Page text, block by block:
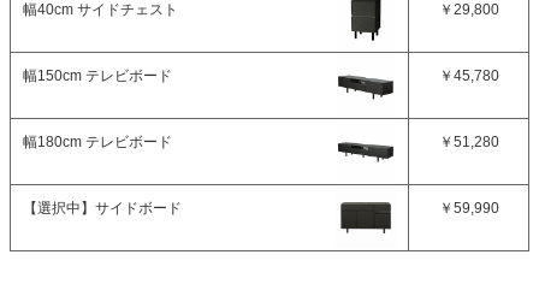
幅40cm サイドチェスト ￥29,800
幅150cm テレビボード ￥45,780
幅180cm テレビボード ￥51,280
【選択中】 サイドボード ￥59,990